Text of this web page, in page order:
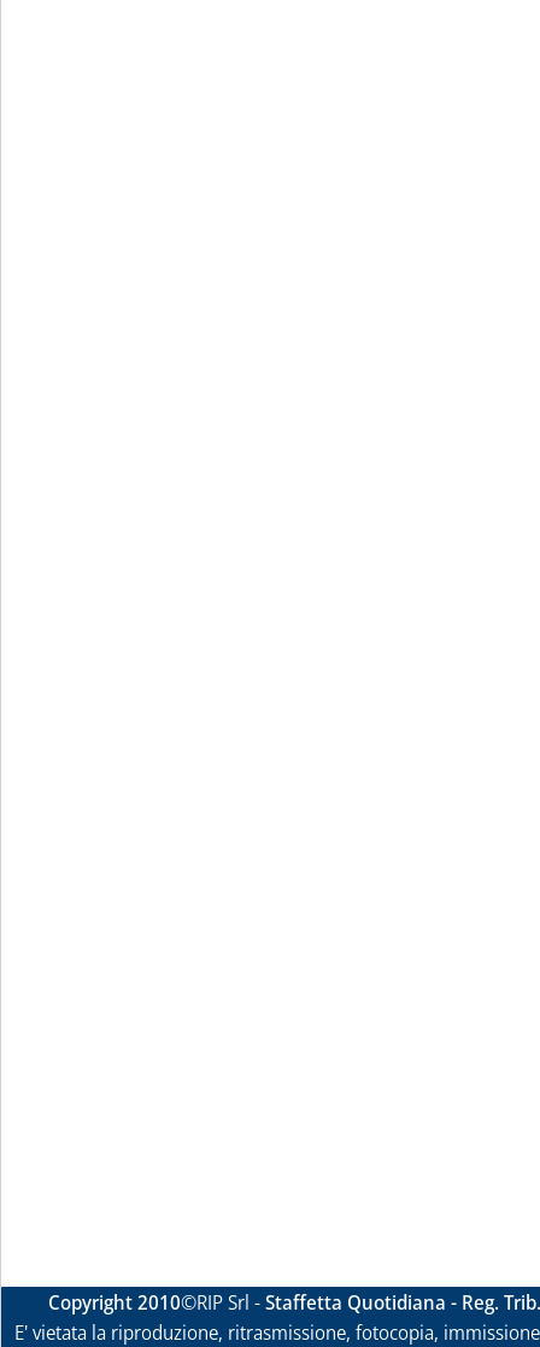
Copyright 2010©RIP Srl -Staffetta Quotidiana - Reg.
E' vietata la riproduzione, ritrasmissione, fotocopia,